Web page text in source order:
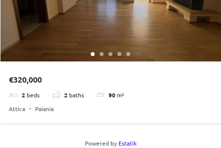
€320,000
2 beds 2 baths 90 m²
Attica
Paiania
Powered by Estatik